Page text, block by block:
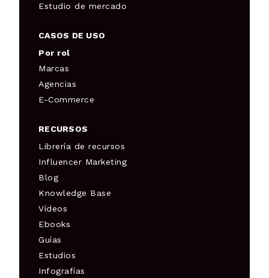
Estudio de mercado
CASOS DE USO
Por rol
Marcas
Agencias
E-Commerce
RECURSOS
Librería de recursos
Influencer Marketing
Blog
Knowledge Base
Vídeos
Ebooks
Guías
Estudios
Infografías